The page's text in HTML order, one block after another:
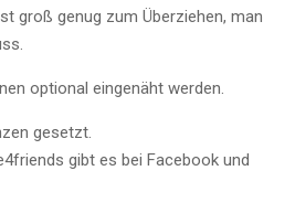
groß genug zum Überziehen, man
optional eingenäht werden.
gesetzt.
gibt es bei Facebook und